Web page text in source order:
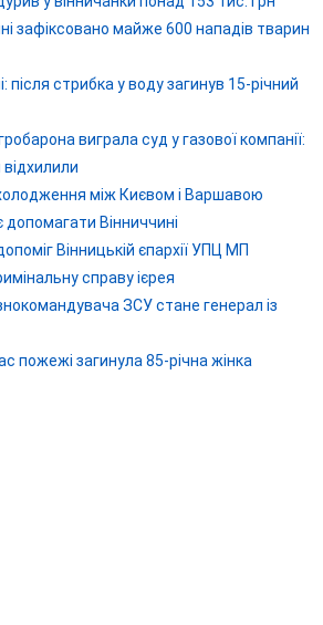
зафіксовано майже 600 нападів тварин
після стрибка у воду загинув 15-річний
виграла суд у газової компанії:
між Києвом і Варшавою
Вінниччині
Вінницькій єпархії УПЦ МП
справу ієрея
ЗСУ стане генерал із
пожежі загинула 85-річна жінка